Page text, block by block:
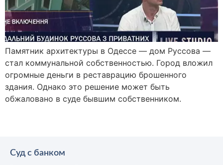
Памятник архитектуры в Одессе — дом Руссова —
стал коммунальной собственностью. Город вложил
огромные деньги в реставрацию брошенного
здания. Однако это решение может быть
обжаловано в суде бывшим собственником.
Суд с банком